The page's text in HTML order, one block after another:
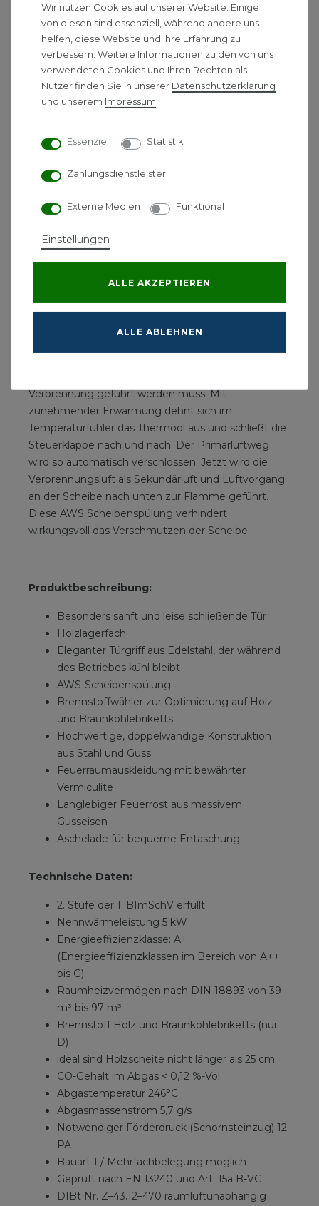
und Wärme empfinden können.
Air Control Thermoregelung
Wodtke Air Control regelt die
Verbrennungsluftführung für einen optimalen
Brennvorgang. Auf das Betätigen von Schiebern
der Bedienkomfort deutlich erhöht und
regelmäßiges Nachlegen von Brennholz ist
Steuerklappe, die über ein Kapillarsystem mit einem
Verbrennung geführt werden muss. Mit
zunehmender Erwärmung dehnt sich im
Temperaturfühler das Thermoöl aus und schließt die
Steuerklappe nach und nach. Der Primärluftweg
wird so automatisch verschlossen. Jetzt wird die
Verbrennungsluft als Sekundärluft und Luftvorgang
an der Scheibe nach unten zur Flamme geführt.
Diese AWS Scheibenspülung verhindert
wirkungsvoll das Verschmutzen der Scheibe.
Produktbeschreibung:
Besonders sanft und leise schließende Tür
Holzlagerfach
Eleganter Türgriff aus Edelstahl, der während
des Betriebes kühl bleibt
AWS-Scheibenspülung
Brennstoffwähler zur Optimierung auf Holz
und Braunkohlebriketts
Hochwertige, doppelwandige Konstruktion
aus Stahl und Guss
Feuerraumauskleidung mit bewährter
Vermiculite
Langlebiger Feuerrost aus massivem
Gusseisen
Aschelade für bequeme Entaschung
Technische Daten:
2. Stufe der 1. BImSchV erfüllt
Nennwärmeleistung 5 kW
Energieeffizienzklasse: A+
(Energieeffizienzklassen im Bereich von A++
bis G)
Raumheizvermögen nach DIN 18893 von 39
m³ bis 97 m³
Brennstoff Holz und Braunkohlebriketts (nur
D)
ideal sind Holzscheite nicht länger als 25 cm
CO-Gehalt im Abgas < 0,12 %-Vol.
Abgastemperatur 246°C
Abgasmassenstrom 5,7 g/s
Notwendiger Förderdruck (Schornsteinzug) 12
PA
Bauart 1 / Mehrfachbelegung möglich
Geprüft nach EN 13240 und Art. 15a B-VG
DIBt Nr. Z–43.12–470 raumluftunabhängig
Wir nutzen Cookies auf unserer Website. Einige
von diesen sind essenziell, während andere uns
helfen, diese Website und Ihre Erfahrung zu
verbessern. Weitere Informationen zu den von uns
verwendeten Cookies und Ihren Rechten als
Nutzer finden Sie in unserer Daten­schutz­erklärung
und unserem Impressum
Essenziell Statistik
Zahlungsdienstleister
Externe Medien Funktional
Einstellungen
ALLE AKZEPTIEREN
ALLE ABLEHNEN